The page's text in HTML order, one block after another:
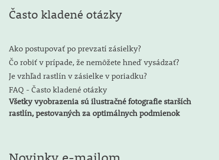
Často kladené otázky
Ako postupovať po prevzatí zásielky?
Čo robiť v prípade, že nemôžete hneď vysádzať?
Je vzhľad rastlín v zásielke v poriadku?
FAQ - Často kladené otázky
Všetky vyobrazenia sú ilustračné fotografie starších
rastlín, pestovaných za optimálnych podmienok